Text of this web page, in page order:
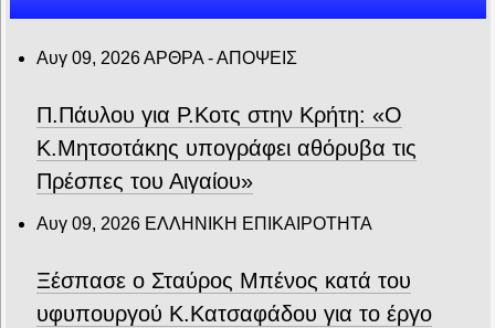
Αυγ 09, 2026ΑΡΘΡΑ - ΑΠΟΨΕΙΣ
Π.Πάυλου για Ρ.Κοτς στην Κρήτη: «Ο
Κ.Μητσοτάκης υπογράφει αθόρυβα τις
Πρέσπες του Αιγαίου»
Αυγ 09, 2026 ΕΛΛΗΝΙΚΗ ΕΠΙΚΑΙΡΟΤΗΤΑ
Ξέσπασε ο Σταύρος Μπένος κατά του
υφυπουργού Κ.Κατσαφάδου για το έργο